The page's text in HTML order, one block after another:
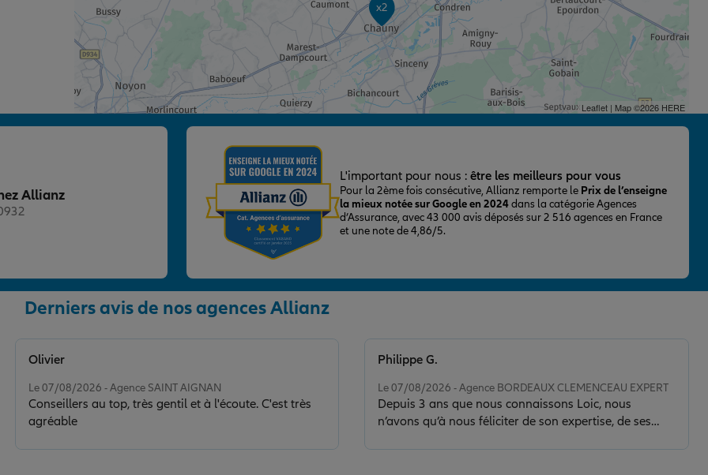
x2
Leaflet| Map ©2026 HERE
Allianz
L'important pour nous : être les meilleurs pour vous
Pour la 2ème fois consécutive, Allianz remporte le Prix de l’enseigne
la mieux notée sur Google en 2024dans la catégorie Agences
d’Assurance, avec 43 000 avis déposés sur 2 516 agences en France
et une note de 4,86/5.
Derniers avis de nos agences Allianz
Le 07/08/2026 - Agence SAINT AIGNAN
Conseillers au top, très gentil et à l'écoute. C'est très
agréable
Olivier
Le 07/08/2026 - Agence BORDEAUX CLEMENCEAU EXPERT
Depuis 3 ans que nous connaissons Loic, nous
n’avons qu’à nous féliciter de son expertise, de ses
Philippe G.